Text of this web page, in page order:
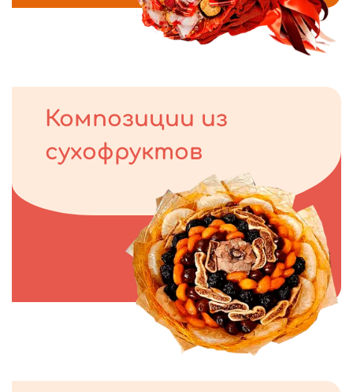
Композиции из
сухофруктов